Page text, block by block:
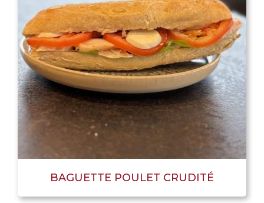
BAGUETTE POULET CRUDITÉ